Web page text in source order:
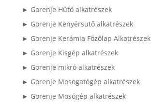
► Gorenje Hűtő alkatrészek
► Gorenje Kenyérsütő alkatrészek
► Gorenje Kerámia Főzőlap Alkatrészek
► Gorenje Kisgép alkatrészek
► Gorenje mikró alkatrészek
► Gorenje Mosogatógép alkatrészek
► Gorenje Mosógép alkatrészek